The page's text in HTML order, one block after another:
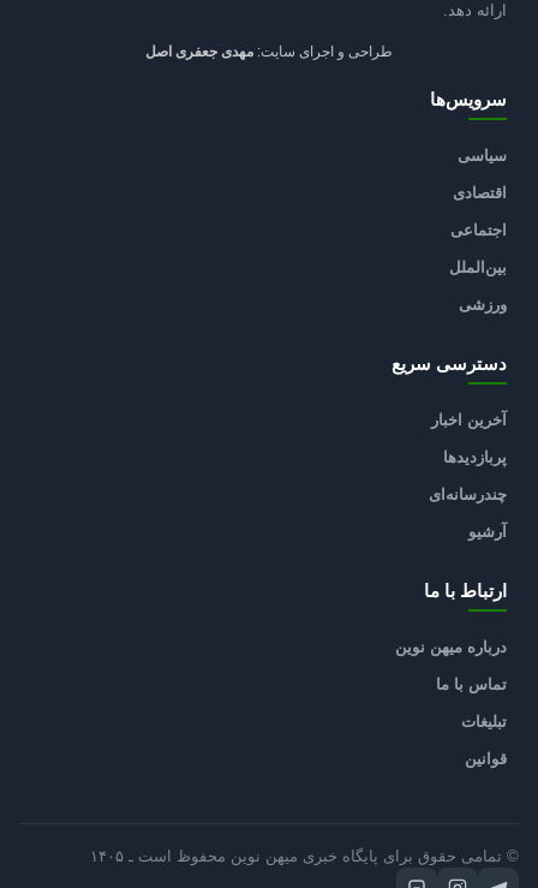
ارائه دهد.
طراحی و اجرای سایت: مهدی جعفری اصل
سرویس‌ها
سیاسی
اقتصادی
اجتماعی
بین‌الملل
ورزشی
دسترسی سریع
آخرین اخبار
پربازدیدها
چندرسانه‌ای
آرشیو
ارتباط با ما
درباره میهن نوین
تماس با ما
تبلیغات
قوانین
© تمامی حقوق برای پایگاه خبری میهن نوین محفوظ است ـ ۱۴۰۵